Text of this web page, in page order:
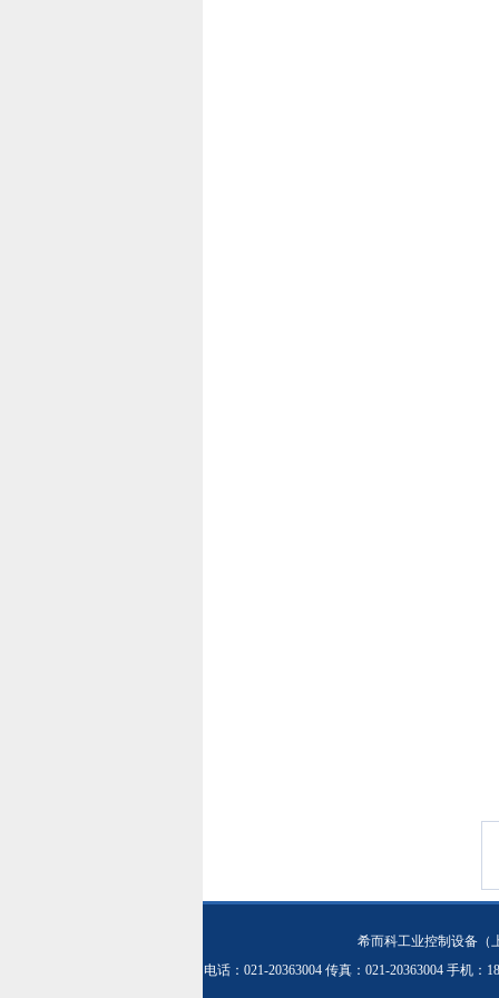
希而科工业控制设备（
电话：021-20363004 传真：021-20363004 手机：